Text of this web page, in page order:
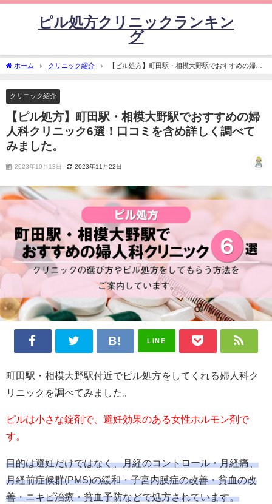
ピル処方クリニックランキン
グ
ホーム クリニック紹介
【ピル処方】町田駅・相模大野駅でおすすめの婦人
科クリニック6選！口コミを含め詳しく調べてみました。
クリニック紹介
【ピル処方】町田駅・相模大野駅でおすすめの婦
人科クリニック6選！口コミを含め詳しく調べて
みました。
2023年10月13日 2023年11月22日
LINE
町田駅・相模大野駅付近でピル処方をしてくれる婦人科ク
リニックを調べてみました。
ピルは小さな錠剤で、避妊効果のある女性ホルモン剤で
す。
目的は避妊だけではなく、月経のコントロール・月経痛、
月経前症候群(PMS)の緩和・子宮内膜症の改善・貧血の改
善・ニキビ治療・貧血予防などで処方されています。